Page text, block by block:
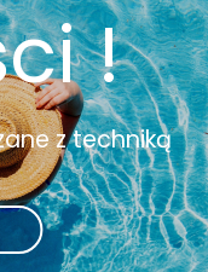
!
z techniką